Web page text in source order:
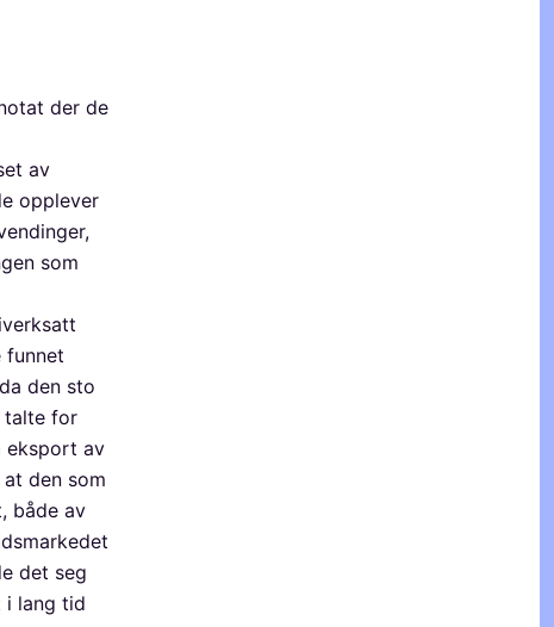
der de
av
opplever
som
funnet
den sto
talte for
eksport av
den som
både av
det seg
i lang tid